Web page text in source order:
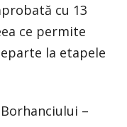
cu 13
ce permite
la etapele
–